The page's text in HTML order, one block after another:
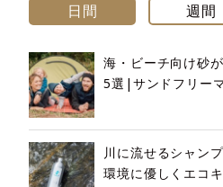
日間 週間
海・ビーチ向け砂
5選|サンドフリー
川に流せるシャン
環境に優しくエコ